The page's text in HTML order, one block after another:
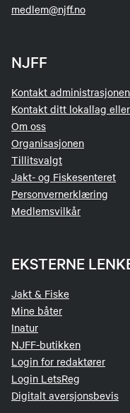
medlem@njff.no
NJFF
Kontakt administrasjonen
Kontakt ditt lokallag
Om oss
Organisasjonen
Tillitsvalgt
Jakt- og Fiskesenteret
Personvernerklæring
Medlemsvilkår
EKSTERNE
Jakt & Fiske
Mine båter
Inatur
NJFF-butikken
Login for redaktører
Login LetsReg
Digitalt aversjonsbevis